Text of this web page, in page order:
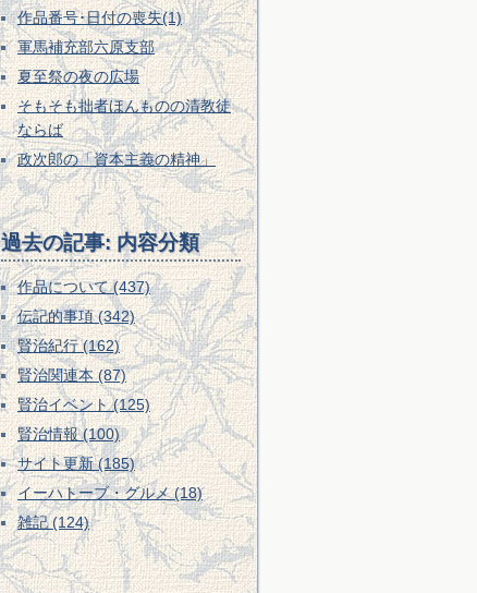
作品番号･日付の喪失(1)
軍馬補充部六原支部
夏至祭の夜の広場
そもそも拙者ほんものの清教徒
ならば
政次郎の「資本主義の精神」
過去の記事: 内容分類
作品について (437)
伝記的事項 (342)
賢治紀行 (162)
賢治関連本 (87)
賢治イベント (125)
賢治情報 (100)
サイト更新 (185)
イーハトーブ・グルメ (18)
雑記 (124)